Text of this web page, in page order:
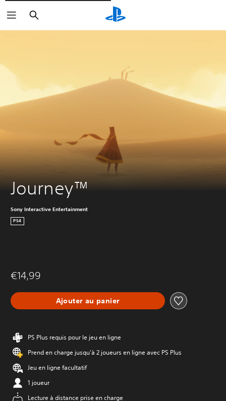
Rechercher
Journey™
Sony Interactive Entertainment
PS4
€14,99
Ajouter au panier
PS Plus requis pour le jeu en ligne
Prend en charge jusqu'à 2 joueurs en ligne avec PS Plus
Jeu en ligne facultatif
1 joueur
Lecture à distance prise en charge